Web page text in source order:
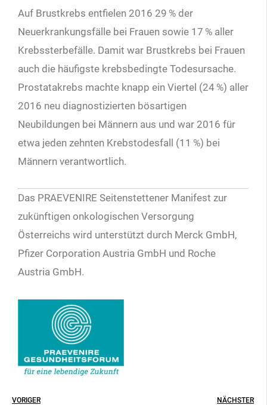
Auf Brustkrebs entfielen 2016 29 % der
Neuerkrankungsfälle bei Frauen sowie 17 % aller
Krebssterbefälle. Damit war Brustkrebs bei Frauen
auch die häufigste krebsbedingte Todesursache.
Prostatakrebs machte knapp ein Viertel (24 %) aller
2016 neu diagnostizierten bösartigen
Neubildungen bei Männern aus und war 2016 für
etwa jeden zehnten Krebstodesfall (11 %) bei
Männern verantwortlich.
Das PRAEVENIRE Seitenstettener Manifest zur
zukünftigen onkologischen Versorgung
Österreichs wird unterstützt durch Merck GmbH,
Pfizer Corporation Austria GmbH und Roche
Austria GmbH.
VORIGER NÄCHSTER